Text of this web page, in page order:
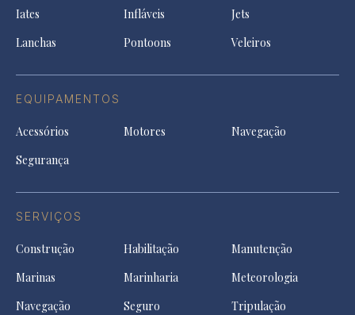
Iates Infláveis
Jets
Lanchas
Pontoons Veleiros
EQUIPAMENTOS
Acessórios Motores
Navegação
Segurança
SERVIÇOS
Construção Habilitação
Manutenção
Marinas
Marinharia
Meteorologia
Navegação
Seguro Tripulação